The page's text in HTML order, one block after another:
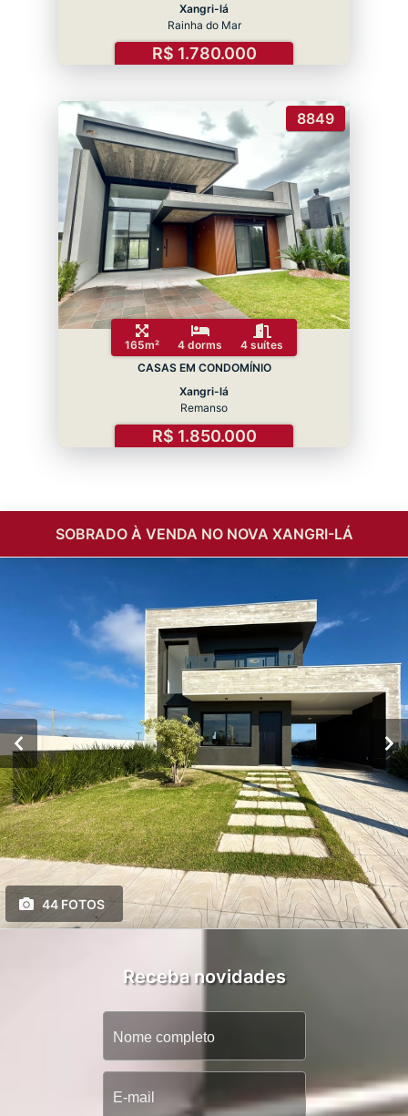
Xangri-lá
Rainha do Mar
R$ 1.780.000
8849
165m² 4 dorms
4 suítes
CASAS EM CONDOMÍNIO
Xangri-lá
Remanso
R$ 1.850.000
SOBRADO À VENDA NO NOVA XANGRI-LÁ
44 FOTOS
Receba novidades